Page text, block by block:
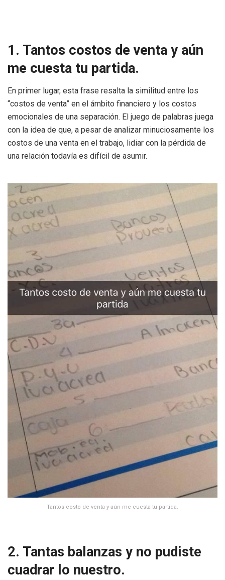
1. Tantos costos de venta y aún
me cuesta tu partida.
En primer lugar, esta frase resalta la similitud entre los
“costos de venta” en el ámbito financiero y los costos
emocionales de una separación. El juego de palabras juega
con la idea de que, a pesar de analizar minuciosamente los
costos de una venta en el trabajo, lidiar con la pérdida de
una relación todavía es difícil de asumir.
Tantos costo de venta y aún me cuesta tu partida.
2. Tantas balanzas y no pudiste
cuadrar lo nuestro.